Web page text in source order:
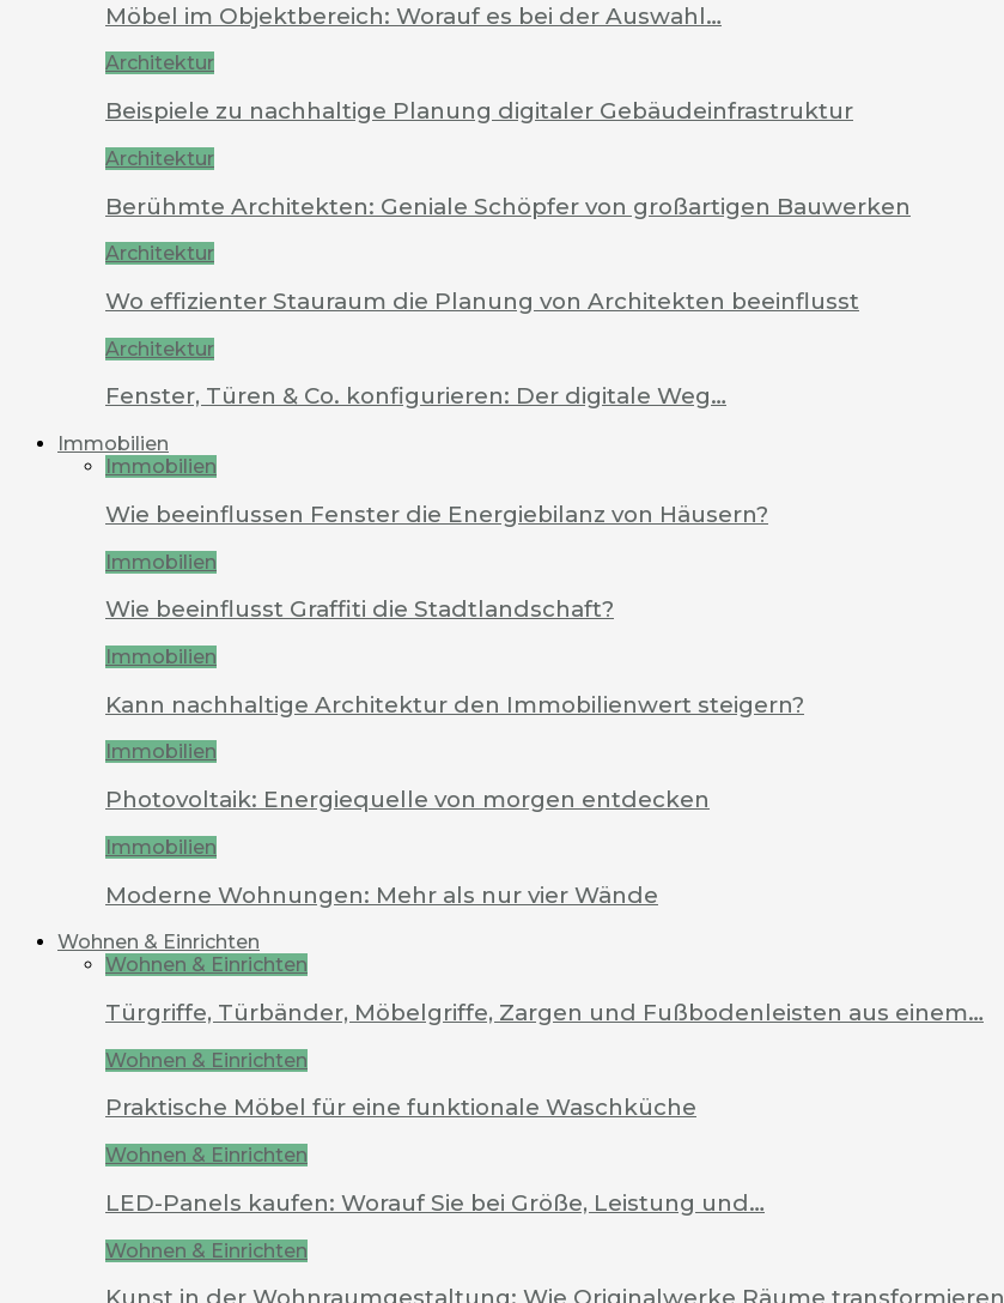
Möbel im Objektbereich: Worauf es bei der Auswahl…
Architektur
Beispiele zu nachhaltige Planung digitaler Gebäudeinfrastruktur
Architektur
Berühmte Architekten: Geniale Schöpfer von großartigen Bauwerken
Architektur
Wo effizienter Stauraum die Planung von Architekten beeinflusst
Architektur
Fenster, Türen & Co. konfigurieren: Der digitale Weg…
Immobilien
Immobilien
Wie beeinflussen Fenster die Energiebilanz von Häusern?
Immobilien
Wie beeinflusst Graffiti die Stadtlandschaft?
Immobilien
Kann nachhaltige Architektur den Immobilienwert steigern?
Immobilien
Photovoltaik: Energiequelle von morgen entdecken
Immobilien
Moderne Wohnungen: Mehr als nur vier Wände
Wohnen & Einrichten
Wohnen & Einrichten
Türgriffe, Türbänder, Möbelgriffe, Zargen und Fußbodenleisten aus einem…
Wohnen & Einrichten
Praktische Möbel für eine funktionale Waschküche
Wohnen & Einrichten
LED-Panels kaufen: Worauf Sie bei Größe, Leistung und…
Wohnen & Einrichten